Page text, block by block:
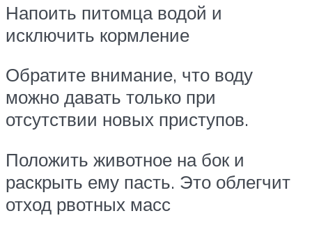
Напоить питомца водой и
исключить кормление
Обратите внимание, что воду
можно давать только при
отсутствии новых приступов.
Положить животное на бок и
раскрыть ему пасть. Это облегчит
отход рвотных масс